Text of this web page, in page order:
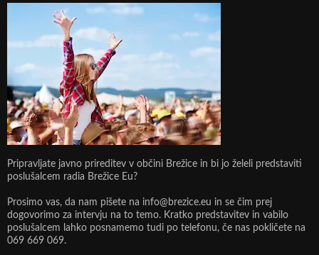
Pripravljate javno prireditev v občini Brežice in bi jo želeli predstaviti
poslušalcem radia Brežice Eu?
Prosimo vas, da nam pišete na info@brezice.eu in se čim prej
dogovorimo za intervju na to temo. Kratko predstavitev in vabilo
poslušalcem lahko posnamemo tudi po telefonu, če nas pokličete na
069 669 069.